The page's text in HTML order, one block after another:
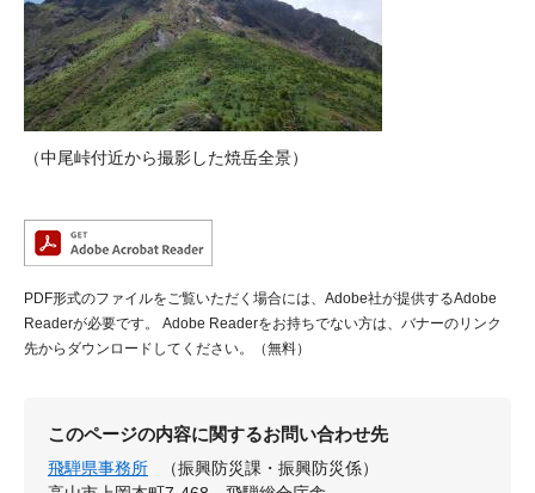
（中尾峠付近から撮影した焼岳全景）
PDF形式のファイルをご覧いただく場合には、Adobe社が提供するAdobe
Readerが必要です。
Adobe Readerをお持ちでない方は、バナーのリンク
先からダウンロードしてください。（無料）
このページの内容に関するお問い合わせ先
飛騨県事務所
（振興防災課・振興防災係）